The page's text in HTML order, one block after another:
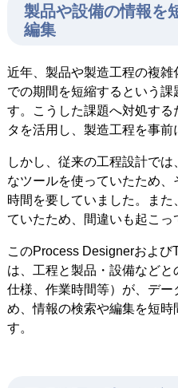
製品や設備の情報を
編集
近年、製品や製造工程の複雑
での期間を短縮するという
す。こうした課題へ対処す
タを活用し、製造工程を事前
しかし、従来の工程設計で
なツールを使っていたため
時間を要していました。ま
ていたため、間違いも起こっ
このProcess Designerおよび
は、工程と製品・設備など
仕様、作業時間等）が、デ
め、情報の検索や編集を短時
す。